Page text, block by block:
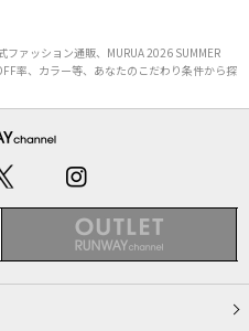
ァッション通販、MURUA 2026 SUMMER
率、カラー等、あなたのこだわり条件から探